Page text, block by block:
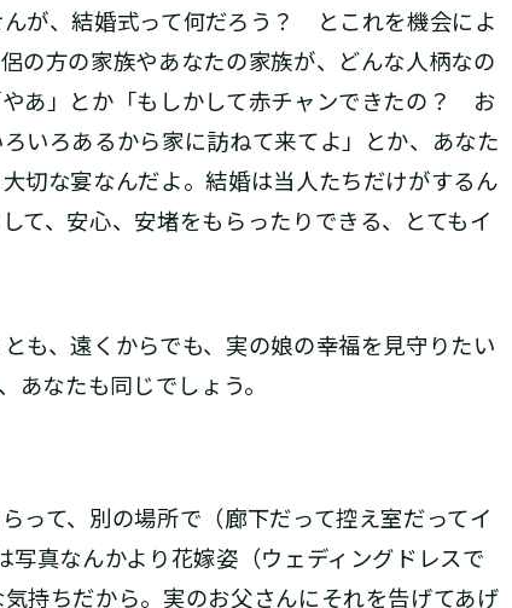
が、結婚式って何だろう？ とこれを機会によ
の方の家族やあなたの家族が、どんな人柄なの
あ」とか「もしかして赤チャンできたの？ お
いろあるから家に訪ねて来てよ」とか、あなた
切な宴なんだよ。結婚は当人たちだけがするん
て、安心、安堵をもらったりできる、とてもイ
も、遠くからでも、実の娘の幸福を見守りたい
あなたも同じでしょう。
って、別の場所で（廊下だって控え室だってイ
真なんかより花嫁姿（ウェディングドレスで
持ちだから。実のお父さんにそれを告げてあげ